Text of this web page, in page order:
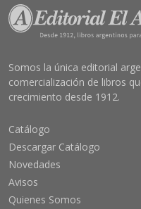
Somos la única editorial
comercialización de libros
crecimiento desde 1912.
Catálogo
Descargar Catálogo
Novedades
Avisos
Quienes Somos